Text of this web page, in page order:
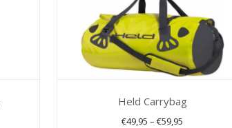
Held Carrybag
€49,95 –€59,95